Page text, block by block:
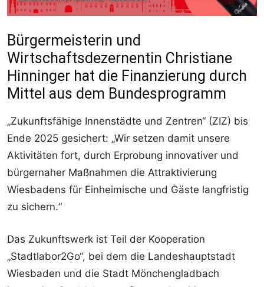
Bürgermeisterin und
Wirtschaftsdezernentin Christiane
Hinninger hat die Finanzierung durch
Mittel aus dem Bundesprogramm
„Zukunftsfähige Innenstädte und Zentren“ (ZIZ) bis
Ende 2025 gesichert: „Wir setzen damit unsere
Aktivitäten fort, durch Erprobung innovativer und
bürgernaher Maßnahmen die Attraktivierung
Wiesbadens für Einheimische und Gäste langfristig
zu sichern.“
Das Zukunftswerk ist Teil der Kooperation
„Stadtlabor2Go“, bei dem die Landeshauptstadt
Wiesbaden und die Stadt Mönchengladbach